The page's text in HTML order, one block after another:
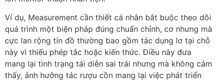
Ví dụ, Measurement cần thiết cá nhân bắt buộc theo dõi
quá trình một biện pháp đúng chuẩn chỉnh, cơ nhưng mà
cực lan rộng tín đồ thường bao gồm tác dụng lơ tại chỗ
này vì thiếu phép tắc hoặc kiến thức. Điều này đưa
mang lại tình trạng tái diễn sai trái nhưng mà không cảm
thấy, ảnh hưởng tác rượu cồn mang lại việc phát triển